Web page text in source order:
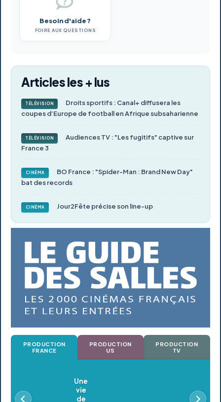
Besoin d'aide ?
FOIRE AUX QUESTIONS
Articles les + lus
TÉLÉVISION
Droits sportifs : Canal+ diffusera les
coupes d’Europe de football en Afrique subsaharienne
TÉLÉVISION
Audiences TV : "Les fugitifs" captive sur
France 3
CINÉMA
BO France : "Spider-Man : Brand New Day"
bat des records
CINÉMA Jour2Fête précise son line-up
PRODUCTION
FRANCE
PRODUCTION
US
PRODUCTION
TV
Oldeupe
En postproduction